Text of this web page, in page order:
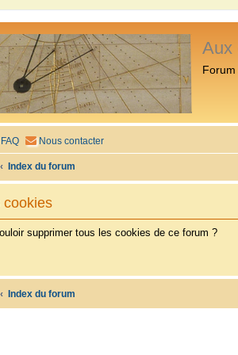
Aux
FAQ Nous contacter
Index du forum
cookies
supprimer tous les cookies de ce forum ?
Index du forum